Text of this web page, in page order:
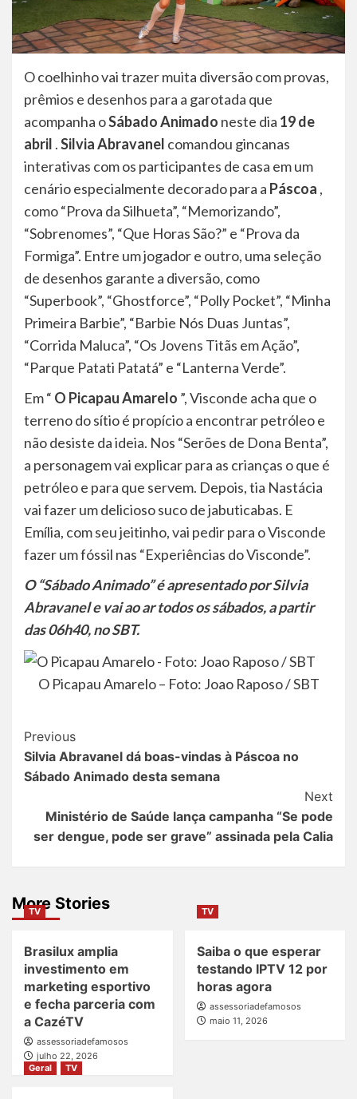
O coelhinho vai trazer muita diversão com provas,
prêmios e desenhos para a garotada que
acompanha oSábado Animado neste dia 19 de
abril .Silvia Abravanel comandou gincanas
interativas com os participantes de casa em um
cenário especialmente decorado para a Páscoa ,
como “Prova da Silhueta”, “Memorizando”,
“Sobrenomes”, “Que Horas São?” e “Prova da
Formiga”. Entre um jogador e outro, uma seleção
de desenhos garante a diversão, como
“Superbook”, “Ghostforce”, “Polly Pocket”, “Minha
Primeira Barbie”, “Barbie Nós Duas Juntas”,
“Corrida Maluca”, “Os Jovens Titãs em Ação”,
“Parque Patati Patatá” e “Lanterna Verde”.
Em “ O Picapau Amarelo ”, Visconde acha que o
terreno do sítio é propício a encontrar petróleo e
não desiste da ideia. Nos “Serões de Dona Benta”,
a personagem vai explicar para as crianças o que é
petróleo e para que servem. Depois, tia Nastácia
vai fazer um delicioso suco de jabuticabas. E
Emília, com seu jeitinho, vai pedir para o Visconde
fazer um fóssil nas “Experiências do Visconde”.
O “Sábado Animado” é apresentado por Silvia
Abravanel e vai ao ar todos os sábados, a partir
das 06h40, no SBT.
O Picapau Amarelo – Foto: Joao Raposo / SBT
Post
Navigation
Previous
Silvia Abravanel dá boas-vindas à Páscoa no
Sábado Animado desta semana
Next
Ministério de Saúde lança campanha “Se pode
ser dengue, pode ser grave” assinada pela Calia
More Stories
TV
Brasilux amplia
investimento em
marketing esportivo
e fecha parceria com
a CazéTV
assessoriadefamosos
julho 22, 2026
TV
Saiba o que esperar
testando IPTV 12 por
horas agora
assessoriadefamosos
maio 11, 2026
Geral TV